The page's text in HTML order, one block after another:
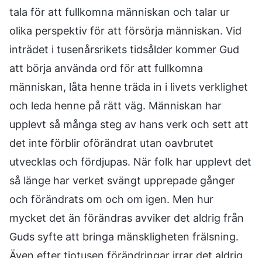
tala för att fullkomna människan och talar ur
olika perspektiv för att försörja människan. Vid
inträdet i tusenårsrikets tidsålder kommer Gud
att börja använda ord för att fullkomna
människan, låta henne träda in i livets verklighet
och leda henne på rätt väg. Människan har
upplevt så många steg av hans verk och sett att
det inte förblir oförändrat utan oavbrutet
utvecklas och fördjupas. När folk har upplevt det
så länge har verket svängt upprepade gånger
och förändrats om och om igen. Men hur
mycket det än förändras avviker det aldrig från
Guds syfte att bringa mänskligheten frälsning.
Även efter tiotusen förändringar irrar det aldrig